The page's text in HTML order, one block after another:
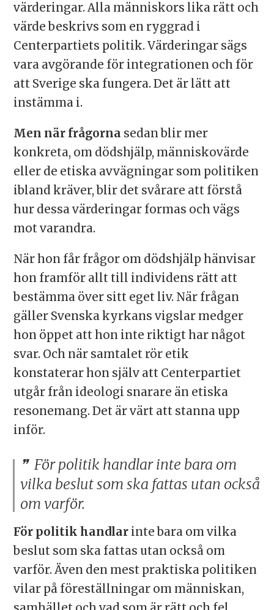
värderingar. Alla människors lika rätt och
värde beskrivs som en ryggrad i
Centerpartiets politik. Värderingar sägs
vara avgörande för integrationen och för
att Sverige ska fungera. Det är lätt att
instämma i.
Men när frågorna sedan blir mer
konkreta, om dödshjälp, människovärde
eller de etiska avvägningar som politiken
ibland kräver, blir det svårare att förstå
hur dessa värderingar formas och vägs
mot varandra.
När hon får frågor om dödshjälp hänvisar
hon framför allt till individens rätt att
bestämma över sitt eget liv. När frågan
gäller Svenska kyrkans vigslar medger
hon öppet att hon inte riktigt har något
svar. Och när samtalet rör etik
konstaterar hon själv att Centerpartiet
utgår från ideologi snarare än etiska
resonemang. Det är värt att stanna upp
inför.
För politik handlar inte bara om
vilka beslut som ska fattas utan också
om varför.
För politik handlarinte bara om vilka
beslut som ska fattas utan också om
varför. Även den mest praktiska politiken
vilar på föreställningar om människan,